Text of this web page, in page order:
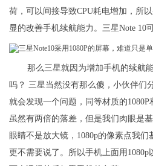
荷，可以间接导致CPU耗电增加，所
显的改善手机续航能力。三星Note 10
那么三星就因为增加手机的续航
吗？ 三星当然没有那么傻，小伙伴们
就会发现一个问题，同等材质的1080P
虽然有两倍的落差，但是我们肉眼是
眼睛不是放大镜，1080p的像素点我
更不需要说了。所以手机上面用